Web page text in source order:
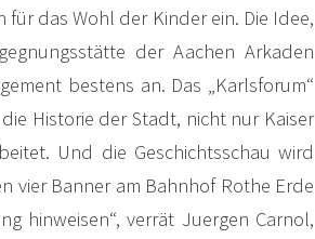
das Wohl der Kinder ein. Die Idee,
der Aachen Arkaden
bestens an. Das „Karlsforum“
Historie der Stadt, nicht nur Kaiser
Und die Geschichtsschau wird
vier Banner am Bahnhof Rothe Erde
hinweisen“, verrät Juergen Carnol,